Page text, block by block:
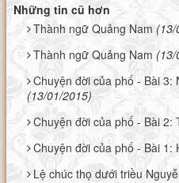
Những tin cũ hơn
Thành ngữ Quảng Nam (13/
Thành ngữ Quảng Nam (13/
Chuyện đời của phố - Bài 3:
(13/01/2015)
Chuyện đời của phố - Bài 2:
Chuyện đời của phố - Bài 1:
Lệ chúc thọ dưới triều